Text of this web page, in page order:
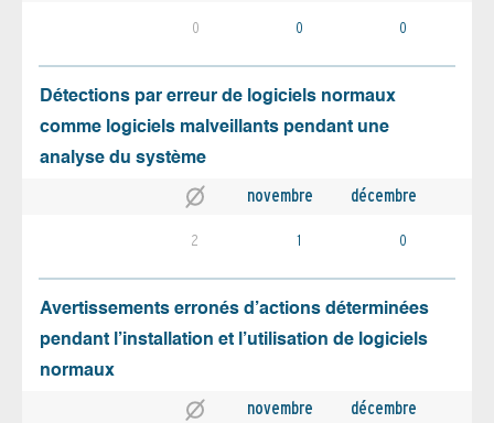
0 0 0
Détections par erreur de logiciels normaux
comme logiciels malveillants pendant une
analyse du système
novembre décembre
2 1 0
Avertissements erronés d’actions déterminées
pendant l’installation et l’utilisation de logiciels
normaux
novembre décembre